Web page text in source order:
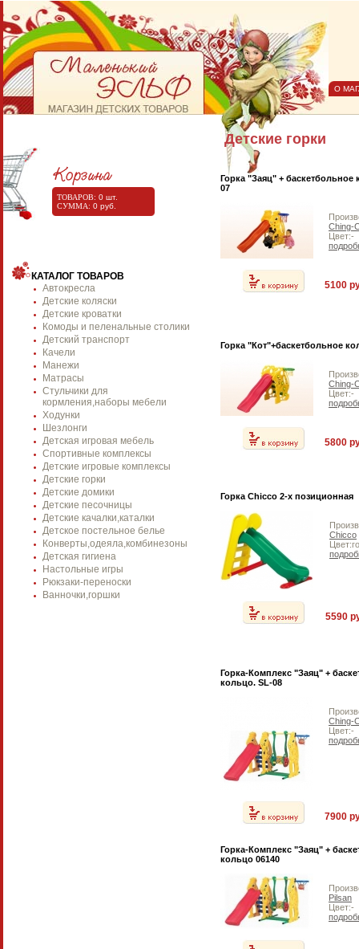
О
ТОВАРОВ: 0 шт.
СУММА: 0 руб.
КАТАЛОГ ТОВАРОВ
Автокресла
Детские коляски
Детские кроватки
Комоды и пеленальные столики
Детский транспорт
Качели
Манежи
Матрасы
Стульчики для
кормления,наборы мебели
Ходунки
Шезлонги
Детская игровая мебель
Спортивные комплексы
Детские игровые комплексы
Детские горки
Детские домики
Детские песочницы
Детские качалки,каталки
Детское постельное белье
Конверты,одеяла,комбинезоны
Детская гигиена
Настольные игры
Рюкзаки-переноски
Ванночки,горшки
Детские горки
Горка "Заяц" + баскетбольное
07
Ching-
Цвет:-
5100
Горка "Кот"+баскетбольное
Ching-
Цвет:-
5800
Горка Chicco 2-х позиционная
Chicco
5590
Горка-Комплекс "Заяц" +
кольцо. SL-08
Ching-
Цвет:-
7900
Горка-Комплекс "Заяц" +
кольцо 06140
Pilsan
Цвет:-